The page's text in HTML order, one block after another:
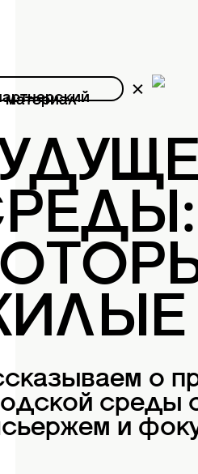
материал
о
среды
и